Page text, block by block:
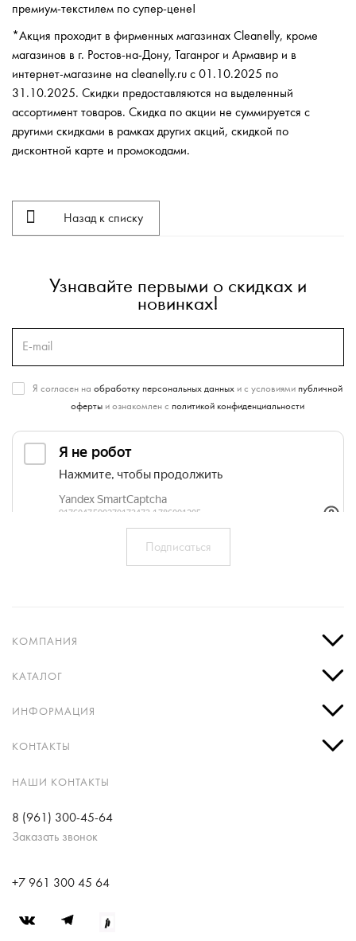
премиум-текстилем по супер-цене!
*Акция проходит в фирменных магазинах Cleanelly, кроме
магазинов в г. Ростов-на-Дону, Таганрог и Армавир и в
интернет-магазине на cleanelly.ru с 01.10.2025 по
31.10.2025. Скидки предоставляются на выделенный
ассортимент товаров. Скидка по акции не суммируется с
другими скидками в рамках других акций, скидкой по
дисконтной карте и промокодами.
Назад к списку
Узнавайте первыми о скидках и
новинках!
Я согласен на обработку персональных данныхи с условиями публичной
офертыи ознакомлен с политикой конфиденциальности
КОМПАНИЯ
КАТАЛОГ
ИНФОРМАЦИЯ
КОНТАКТЫ
НАШИ КОНТАКТЫ
8 (961) 300-45-64
Заказать звонок
+7 961 300 45 64